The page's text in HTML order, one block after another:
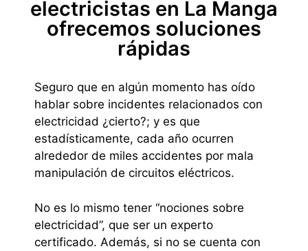
electricistas en La Manga
ofrecemos soluciones
rápidas
Seguro que en algún momento has oído
hablar sobre incidentes relacionados con
electricidad ¿cierto?; y es que
estadísticamente, cada año ocurren
alrededor de miles accidentes por mala
manipulación de circuitos eléctricos.
No es lo mismo tener “nociones sobre
electricidad”, que ser un experto
certificado. Además, si no se cuenta con